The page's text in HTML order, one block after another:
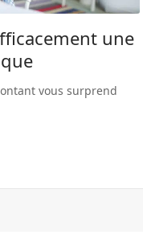
une
vous surprend